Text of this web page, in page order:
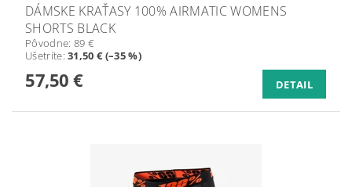
DÁMSKE KRAŤASY 100% AIRMATIC WOMENS
SHORTS BLACK
Pôvodne: 89 €
Ušetríte:31,50 € (–35 %)
57,50 € DETAIL